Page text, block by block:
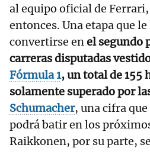
al equipo oficial de
entonces. Una etapa que
convertirse enel segundo
carreras disputadas
Fórmula 1, un total de 155
solamente superado por
Schumacher, una cifra
podrá batir en los
Raikkonen, por su parte,